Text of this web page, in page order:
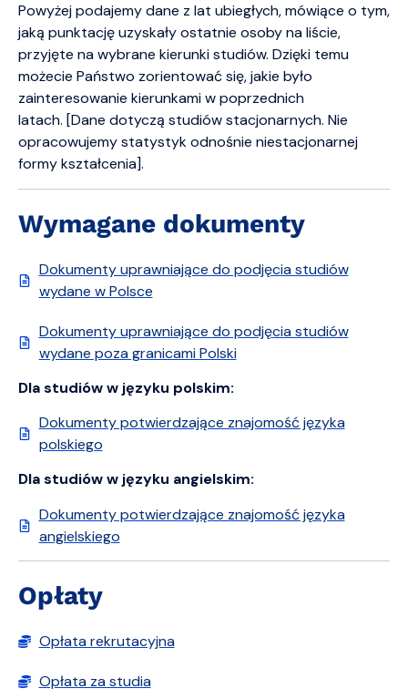
Powyżej podajemy dane z lat ubiegłych, mówiące o tym,
jaką punktację uzyskały ostatnie osoby na liście,
przyjęte na wybrane kierunki studiów. Dzięki temu
możecie Państwo zorientować się, jakie było
zainteresowanie kierunkami w poprzednich
latach. [Dane dotyczą studiów stacjonarnych. Nie
opracowujemy statystyk odnośnie niestacjonarnej
formy kształcenia].
Wymagane dokumenty
Dokumenty uprawniające do podjęcia studiów
wydane w Polsce
Dokumenty uprawniające do podjęcia studiów
wydane poza granicami Polski
Dla studiów w języku polskim:
Dokumenty potwierdzające znajomość języka
polskiego
Dla studiów w języku angielskim:
Dokumenty potwierdzające znajomość języka
angielskiego
Opłaty
Opłata rekrutacyjna
Opłata za studia